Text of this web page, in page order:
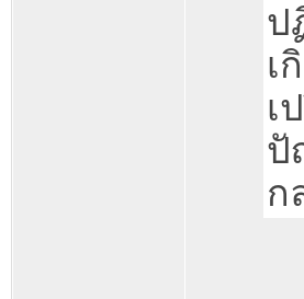
ป
เ
เ
ปั
ก